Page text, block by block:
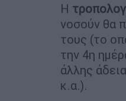
Η
νοσούν θα
τους (το
την 4η
άλλης
κ.α.).